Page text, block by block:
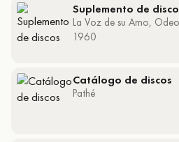
Suplemento de
La Voz de su Amo,
1960
Catálogo de discos
Pathé